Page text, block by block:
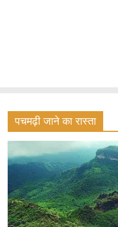
पचमढ़ी जाने का रास्ता